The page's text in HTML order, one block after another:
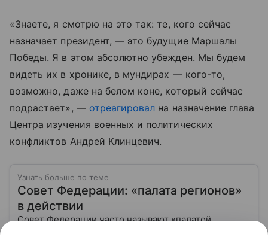
«Знаете, я смотрю на это так: те, кого сейчас
назначает президент, — это будущие Маршалы
Победы. Я в этом абсолютно убежден. Мы будем
видеть их в хронике, в мундирах — кого-то,
возможно, даже на белом коне, который сейчас
подрастает», — отреагировал на назначение глава
Центра изучения военных и политических
конфликтов Андрей Клинцевич.
Узнать больше по теме
Совет Федерации: «палата регионов»
в действии
Совет Федерации часто называют «палатой